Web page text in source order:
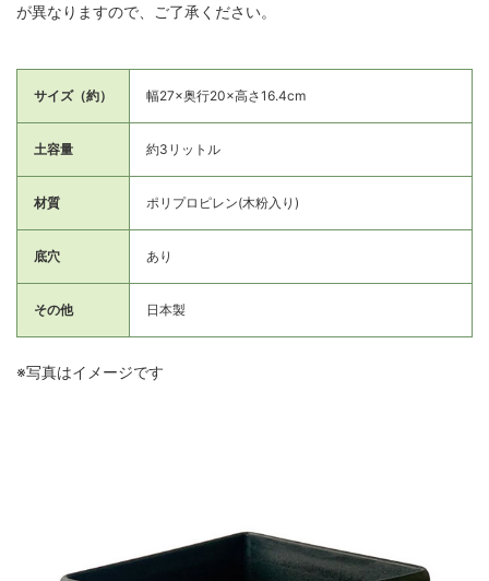
が異なりますので、ご了承ください。
サイズ（約） 幅27×奥行20×高さ16.4cm
土容量 約3リットル
材質 ポリプロピレン(木粉入り)
底穴 あり
その他 日本製
※写真はイメージです